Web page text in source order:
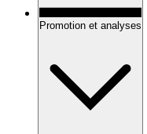
Promotion et analyses